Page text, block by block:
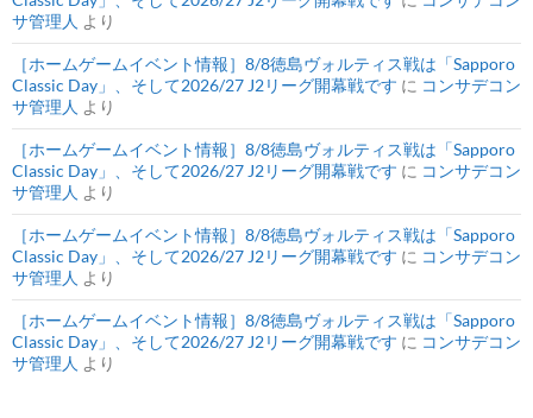
サ管理人 より
［ホームゲームイベント情報］8/8徳島ヴォルティス戦は「Sapporo
Classic Day」、そして2026/27 J2リーグ開幕戦です に コンサデコン
サ管理人 より
［ホームゲームイベント情報］8/8徳島ヴォルティス戦は「Sapporo
Classic Day」、そして2026/27 J2リーグ開幕戦です に コンサデコン
サ管理人 より
［ホームゲームイベント情報］8/8徳島ヴォルティス戦は「Sapporo
Classic Day」、そして2026/27 J2リーグ開幕戦です に コンサデコン
サ管理人 より
［ホームゲームイベント情報］8/8徳島ヴォルティス戦は「Sapporo
Classic Day」、そして2026/27 J2リーグ開幕戦です に コンサデコン
サ管理人 より